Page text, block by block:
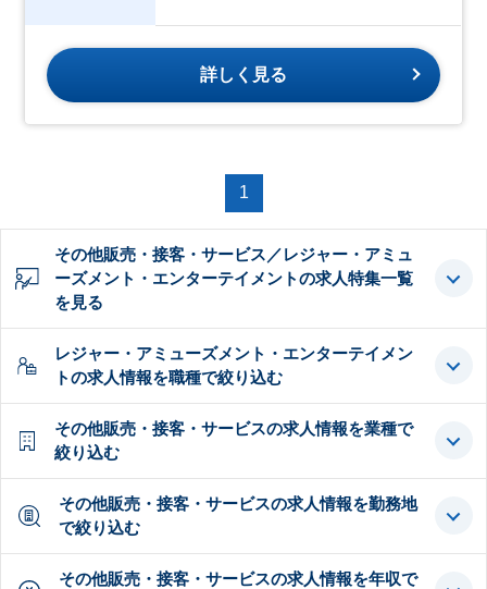
詳しく見る
1
その他販売・接客・サービス／レジャー・アミュ
ーズメント・エンターテイメントの求人特集一覧
を見る
レジャー・アミューズメント・エンターテイメン
トの求人情報を職種で絞り込む
その他販売・接客・サービスの求人情報を業種で
絞り込む
その他販売・接客・サービスの求人情報を勤務地
で絞り込む
その他販売・接客・サービスの求人情報を年収で